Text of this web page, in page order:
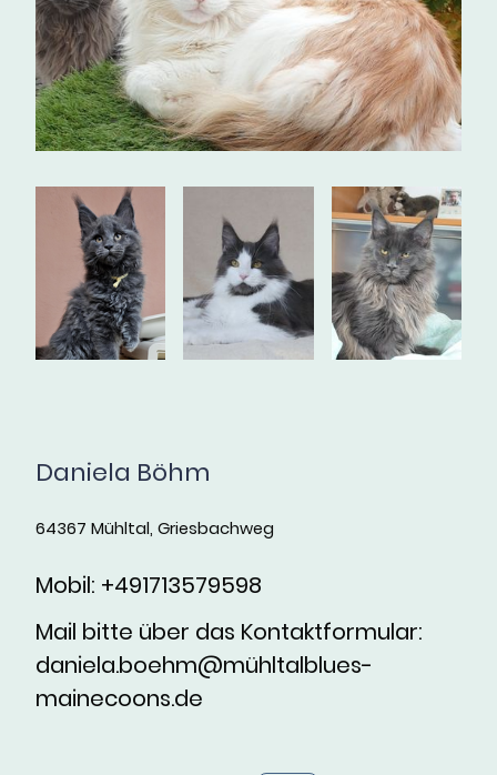
Daniela Böhm
64367 Mühltal, Griesbachweg
Mobil: +491713579598
Mail bitte über das Kontaktformular:
daniela.boehm@mühltalblues-
mainecoons.de